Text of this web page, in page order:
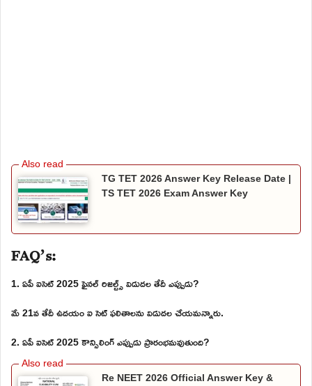
TG TET 2026 Answer Key Release Date |
TS TET 2026 Exam Answer Key
FAQ’s:
1. ఏపీ ఐసెట్ 2025 ఫైనల్ రిజల్ట్స్ విడుదల తేదీ ఎప్పుడు?
మే 21వ తేదీ ఉదయం ఐ సెట్ ఫలితాలను విడుదల చేయమన్నారు.
2. ఏపీ ఐసెట్ 2025 కౌన్సిలింగ్ ఎప్పుడు ప్రారంభమవుతుంది?
Re NEET 2026 Official Answer Key &